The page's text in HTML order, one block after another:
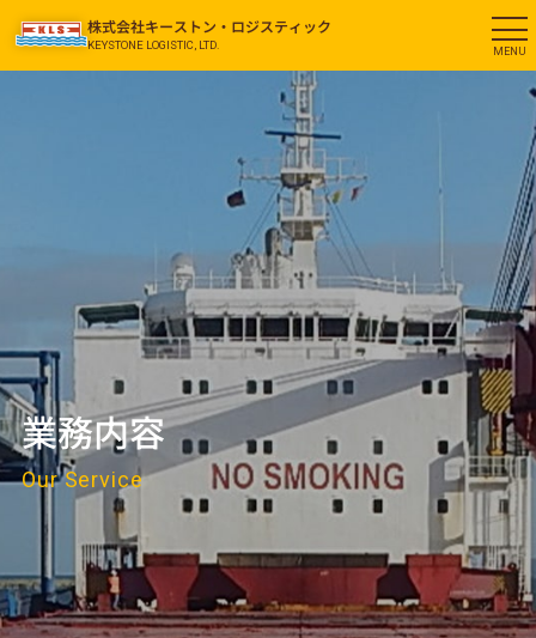
株式会社キーストン・ロジスティック
KEYSTONE LOGISTIC, LTD.
業務内容
Our Service